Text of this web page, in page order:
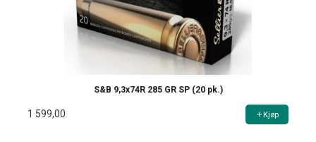
S&B 9,3x74R 285 GR SP (20 pk.)
1 599,00 Kjøp